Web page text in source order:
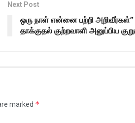
Next Post
ஒரு நாள் என்னை பற்றி
தாக்குதல் குற்றவாளி அனுப்பிய
marked *